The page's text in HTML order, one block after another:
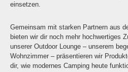
einsetzen.
Gemeinsam mit starken Partnern aus
bieten wir dir noch mehr hochwertiges
unserer Outdoor Lounge – unserem
Wohnzimmer – präsentieren wir
dir, wie modernes Camping heute